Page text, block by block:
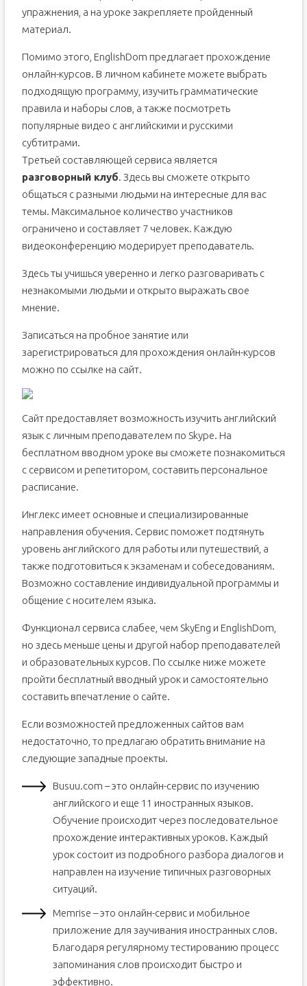
упражнения, а на уроке закрепляете пройденный
материал.
Помимо этого, EnglishDom предлагает прохождение
онлайн-курсов. В личном кабинете можете выбрать
подходящую программу, изучить грамматические
правила и наборы слов, а также посмотреть
популярные видео с английскими и русскими
субтитрами.
Третьей составляющей сервиса является
разговорный клуб. Здесь вы сможете открыто
общаться с разными людьми на интересные для вас
темы. Максимальное количество участников
ограничено и составляет 7 человек. Каждую
видеоконференцию модерирует преподаватель.
Здесь ты учишься уверенно и легко разговаривать с
незнакомыми людьми и открыто выражать свое
мнение.
Записаться на пробное занятие или
зарегистрироваться для прохождения онлайн-курсов
можно по ссылке на сайт.
Сайт предоставляет возможность изучить английский
язык с личным преподавателем по Skype. На
бесплатном вводном уроке вы сможете познакомиться
с сервисом и репетитором, составить персональное
расписание.
Инглекс имеет основные и специализированные
направления обучения. Сервис поможет подтянуть
уровень английского для работы или путешествий, а
также подготовиться к экзаменам и собеседованиям.
Возможно составление индивидуальной программы и
общение с носителем языка.
Функционал сервиса слабее, чем SkyEng и EnglishDom,
но здесь меньше цены и другой набор преподавателей
и образовательных курсов. По ссылке ниже можете
пройти бесплатный вводный урок и самостоятельно
составить впечатление о сайте.
Если возможностей предложенных сайтов вам
недостаточно, то предлагаю обратить внимание на
следующие западные проекты.
Busuu.com – это онлайн-сервис по изучению
английского и еще 11 иностранных языков.
Обучение происходит через последовательное
прохождение интерактивных уроков. Каждый
урок состоит из подробного разбора диалогов и
направлен на изучение типичных разговорных
ситуаций.
Memrise – это онлайн-сервис и мобильное
приложение для заучивания иностранных слов.
Благодаря регулярному тестированию процесс
запоминания слов происходит быстро и
эффективно.